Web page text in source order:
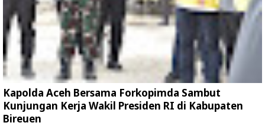
Kapolda Aceh Bersama Forkopimda Sambut
Kunjungan Kerja Wakil Presiden RI di Kabupaten
Bireuen